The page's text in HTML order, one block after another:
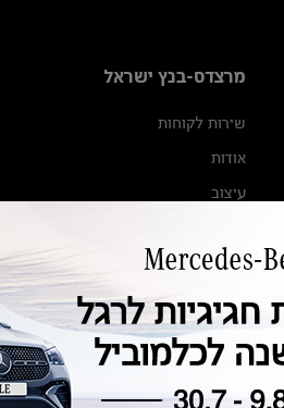
מרצדס-בנץ ישראל
שירות לקוחות
אודות
עיצוב
מגזין מרצדס-בנץ
ספרי רכב מרצדס-בנץ
נתוני זיהום אוויר וצריכת דלק וחשמל
נתוני תווית צמיגים
מחירון חלפים